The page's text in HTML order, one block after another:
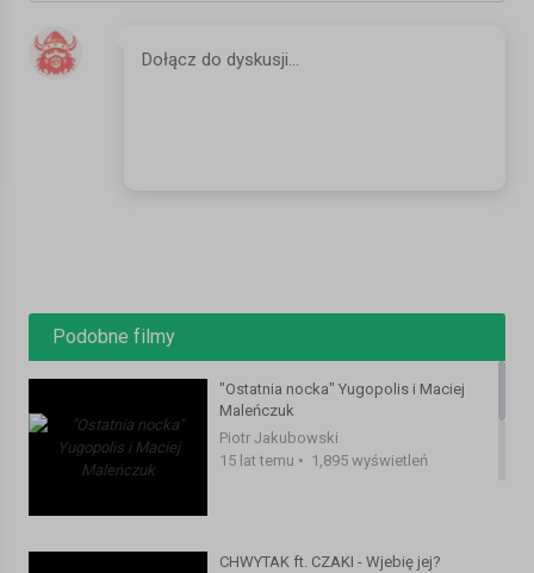
Podobne filmy
"Ostatnia nocka" Yugopolis i Maciej
Maleńczuk
Piotr Jakubowski
15 lat temu • 1,895 wyświetleń
CHWYTAK ft. CZAKI - Wjebię jej?